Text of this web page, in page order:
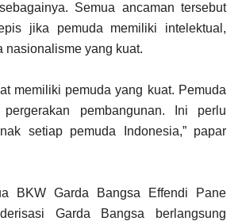
Semua ancaman tersebut
jika pemuda memiliki intelektual,
nasionalisme yang kuat.
memiliki pemuda yang kuat. Pemuda
pembangunan. Ini perlu
setiap pemuda Indonesia,” papar
BKW Garda Bangsa Effendi Pane
Garda Bangsa berlangsung